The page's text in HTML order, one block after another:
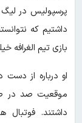
پرسپولیس در
داشتیم که
بازی تیم الغرافه
او درباره از
موقعیت صد در
داشتند. فوتبال